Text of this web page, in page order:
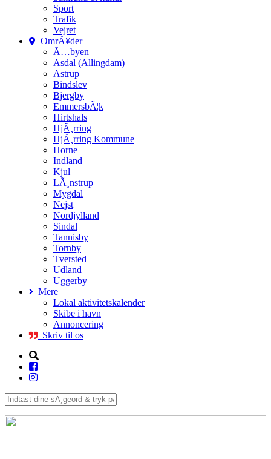
Sport
Trafik
Vejret
OmrÃ¥der
Ã…byen
Asdal (Allingdam)
Astrup
Bindslev
Bjergby
EmmersbÃ¦k
Hirtshals
HjÃ¸rring
HjÃ¸rring Kommune
Horne
Indland
Kjul
LÃ¸nstrup
Mygdal
Nejst
Nordjylland
Sindal
Tannisby
Tornby
Tversted
Udland
Uggerby
Mere
Lokal aktivitetskalender
Skibe i havn
Annoncering
Skriv til os